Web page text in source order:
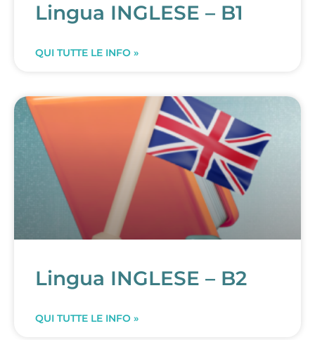
Lingua INGLESE – B1
QUI TUTTE LE INFO »
Lingua INGLESE – B2
QUI TUTTE LE INFO »